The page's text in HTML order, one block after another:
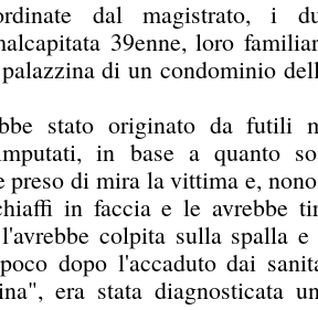
dal magistrato, i
39enne, loro
di un condominio
stato originato da futili
in base a quanto
preso di mira la vittima e,
in faccia e le avrebbe
colpita sulla spalla
dopo l'accaduto dai
era stata diagnosticata